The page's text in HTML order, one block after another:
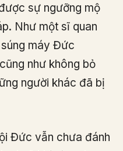
sự ngưỡng mộ
Như một sĩ quan
máy Đức
như không bỏ
người khác đã bị
Đức vẫn chưa đánh